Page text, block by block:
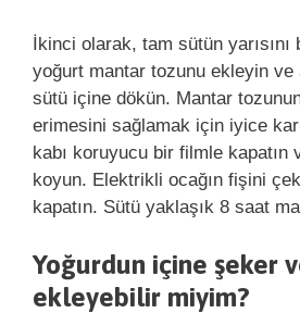
İkinci olarak, tam sütün yarısını
yoğurt mantar tozunu ekleyin ve
sütü içine dökün. Mantar
erimesini sağlamak için iyice
kabı koruyucu bir filmle kapatın
koyun. Elektrikli ocağın fişini
kapatın. Sütü yaklaşık 8 saat
Yoğurdun içine şeker
ekleyebilir miyim?